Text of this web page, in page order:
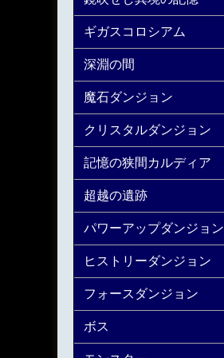
ギガスコロシアム
深淵の間
魔石ダンジョン
クリスタルダンジョン
記憶の狭間カルディア
超越の遺跡
パワーアップダンジョン
ヒストリーダンジョン
フォースダンジョン
ボス